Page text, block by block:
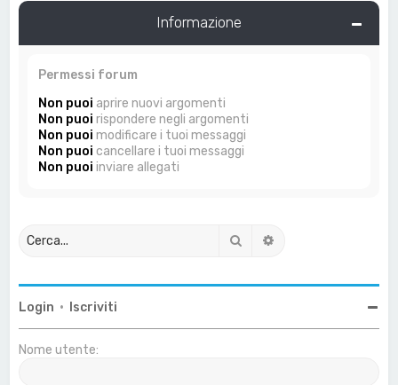
Informazione
Permessi forum
Non puoi aprire nuovi argomenti
Non puoi rispondere negli argomenti
Non puoi modificare i tuoi messaggi
Non puoi cancellare i tuoi messaggi
Non puoi inviare allegati
Cerca
Login • Iscriviti
Nome utente: